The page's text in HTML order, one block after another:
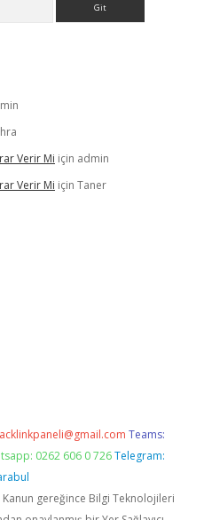
Verir Mi için admin
Verir Mi için Taner
Teams:
0262 606 0 726 Telegram:
Kanun gereğince Bilgi Teknolojileri